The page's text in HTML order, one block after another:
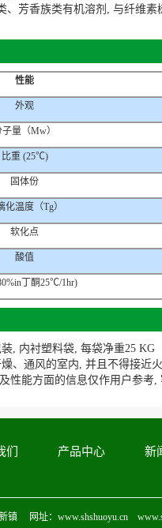
、芳香族类有机溶剂, 与纤维
性能
外观
子量（Mw）
比重 (25℃)
固体份
化温度（Tg）
软化点
酸值
丁酮25℃/1hr)
, 内衬塑料袋, 每袋净重25 KG
、通风的室内, 并且不得接近火
性能方面的信息仅作用户参考
们 产品中心 新
镇 网址：www.shshuoyu.cn